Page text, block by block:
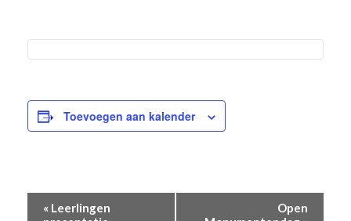
Toevoegen aan kalender
EVENEMENT
NAVIGATIE
« Leerlingen
Open